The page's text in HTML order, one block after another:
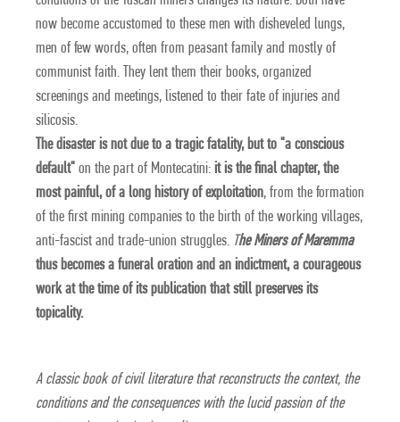
now become accustomed to these men with disheveled lungs,
men of few words, often from peasant family and mostly of
communist faith. They lent them their books, organized
screenings and meetings, listened to their fate of injuries and
silicosis.
The disaster is not due to a tragic fatality, but to "a conscious
default" on the part of Montecatini: it is the final chapter, the
most painful, of a long history of exploitation, from the formation
of the first mining companies to the birth of the working villages,
anti-fascist and trade-union struggles. The Miners of Maremma
thus becomes a funeral oration and an indictment, a courageous
work at the time of its publication that still preserves its
topicality.
A classic book of civil literature that reconstructs the context, the
conditions and the consequences with the lucid passion of the